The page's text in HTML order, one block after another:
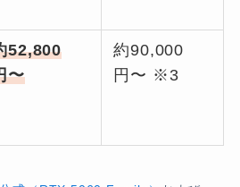
52,800
〜
約90,000
円〜 ※3